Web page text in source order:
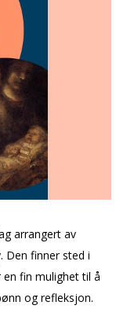
arrangert av
Den finner sted i
fin mulighet til å
og refleksjon.